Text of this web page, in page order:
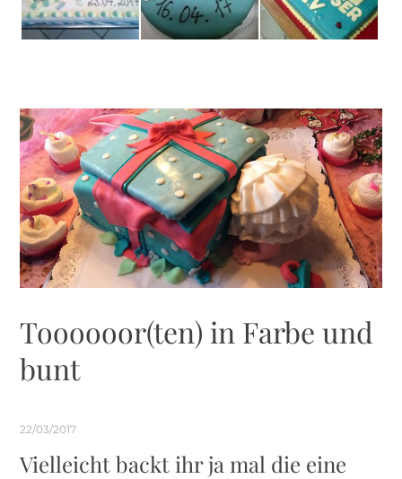
Toooooor(ten) in Farbe und
bunt
22/03/2017
Vielleicht backt ihr ja mal die eine